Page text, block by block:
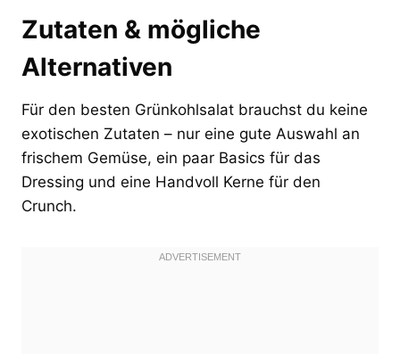
Zutaten & mögliche
Alternativen
Für den besten Grünkohlsalat brauchst du keine
exotischen Zutaten – nur eine gute Auswahl an
frischem Gemüse, ein paar Basics für das
Dressing und eine Handvoll Kerne für den
Crunch.